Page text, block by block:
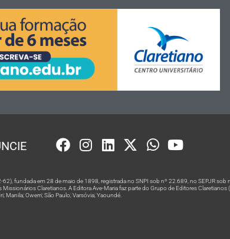
fundada em 28 de maio de 1898, registrada no SNPI sob nº 22.689, no SEPJR sob
Claretianos. A Editora Ave-Maria faz parte do Grupo de Editores Claretianos
Manila; Owerri; São Paulo; Varsóvia; Yaoundé.